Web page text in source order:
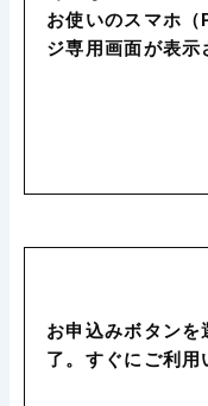
お使いのスマホ
ジ専用画面が表示
お申込みボタン
了。すぐにご利用